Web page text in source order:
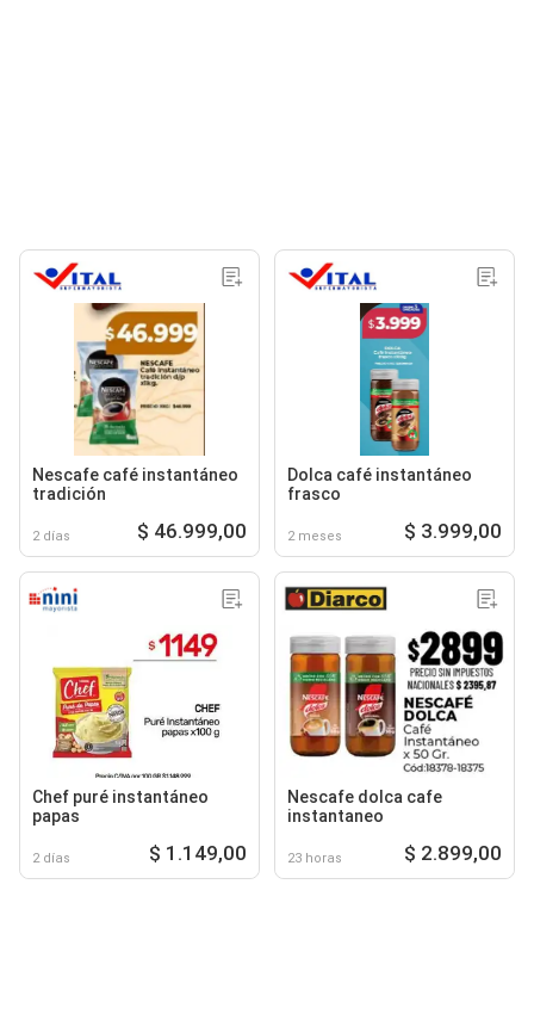
Nescafe café instantáneo
tradición
2 días $ 46.999,00
Dolca café instantáneo
frasco
2 meses $ 3.999,00
Chef puré instantáneo
papas
2 días $ 1.149,00
Nescafe dolca cafe
instantaneo
23 horas $ 2.899,00